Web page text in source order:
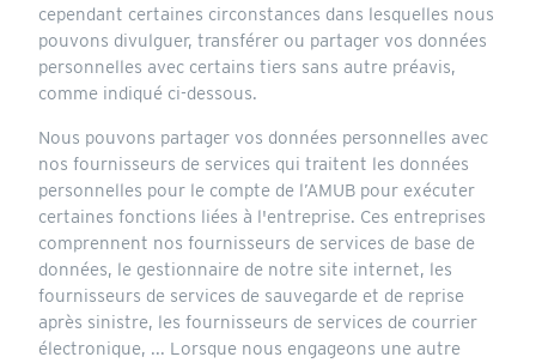
cependant certaines circonstances dans lesquelles nous
pouvons divulguer, transférer ou partager vos données
personnelles avec certains tiers sans autre préavis,
comme indiqué ci-dessous.
Nous pouvons partager vos données personnelles avec
nos fournisseurs de services qui traitent les données
personnelles pour le compte de l’AMUB pour exécuter
certaines fonctions liées à l'entreprise. Ces entreprises
comprennent nos fournisseurs de services de base de
données, le gestionnaire de notre site internet, les
fournisseurs de services de sauvegarde et de reprise
après sinistre, les fournisseurs de services de courrier
électronique, ... Lorsque nous engageons une autre